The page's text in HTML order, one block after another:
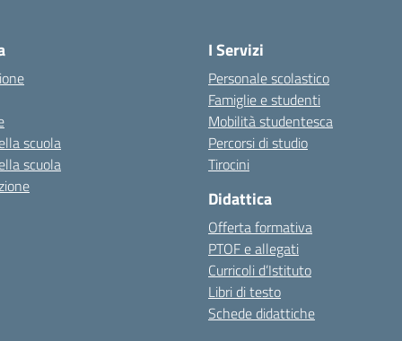
scuola
scuola
I Servizi
Personale scolastico
Famiglie e studenti
Mobilità studentesca
Percorsi di studio
Tirocini
Didattica
Offerta formativa
PTOF e allegati
Curricoli d’Istituto
Libri di testo
Schede didattiche